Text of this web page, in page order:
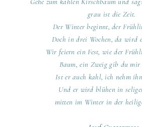
grau ist die Zeit.
Der Winter beginnt, der
Doch in drei Wochen, da wird
Wir feiern ein Fest, wie der
Baum, ein Zweig gib du mir
Ist er auch kahl, ich nehm
Und er wird blühen in
mitten im Winter in der